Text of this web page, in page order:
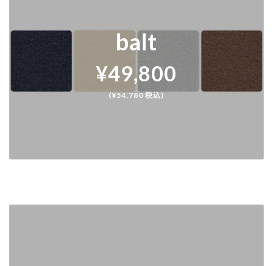
balt
¥49,800
(¥54,780 税込)